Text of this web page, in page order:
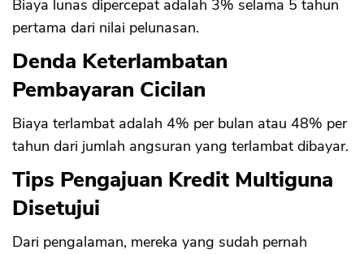
Biaya lunas dipercepat adalah 3% selama 5 tahun
pertama dari nilai pelunasan.
Denda Keterlambatan
Pembayaran Cicilan
Biaya terlambat adalah 4% per bulan atau 48% per
tahun dari jumlah angsuran yang terlambat dibayar.
Tips Pengajuan Kredit Multiguna
Disetujui
Dari pengalaman, mereka yang sudah pernah